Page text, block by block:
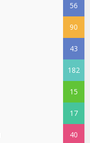
56
90
43
182
15
17
40